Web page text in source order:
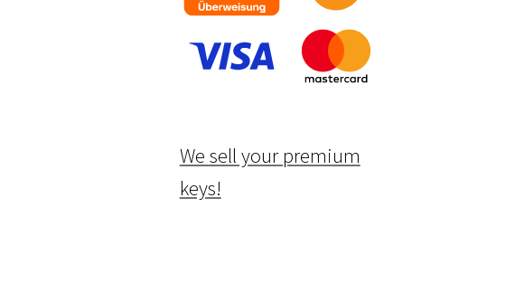
We sell your premium
keys!